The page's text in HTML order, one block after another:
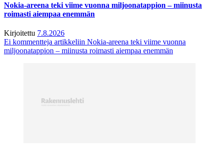
Nokia-areena teki viime vuonna miljoonatappion – miinusta
roimasti aiempaa enemmän
Kirjoitettu 7.8.2026
Ei kommentteja artikkeliin Nokia-areena teki viime vuonna
miljoonatappion – miinusta roimasti aiempaa enemmän